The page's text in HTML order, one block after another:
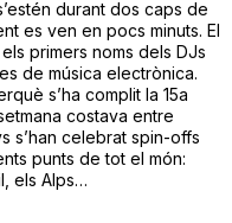
durant dos caps de
es ven en pocs minuts. El
primers noms dels DJs
de música electrònica.
s’ha complit la 15a
costava entre
s’han celebrat spin-offs
punts de tot el món:
els Alps…